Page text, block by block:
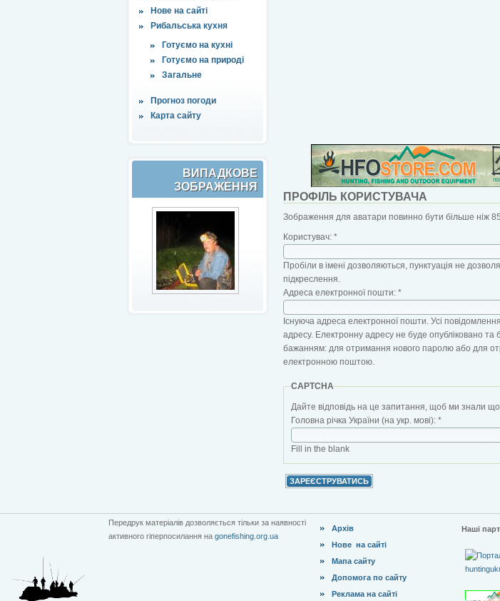
Нове на сайті
Рибальська кухня
Готуємо на кухні
Готуємо на природі
Загальне
Прогноз погоди
Карта сайту
ВИПАДКОВЕ
ЗОБРАЖЕННЯ
ПРОФІЛЬ КОРИСТУВАЧА
Зображення для аватари повинно бути більше ніж
Користувач: *
Пробіли в імені дозволяються, пунктуація не
підкреслення.
Адреса електронної пошти: *
Існуюча адреса електронної пошти. Усі
адресу. Електронну адресу не буде опубліковано
бажанням: для отримання нового паролю або для
електронною поштою.
CAPTCHA
Дайте відповідь на це запитання, щоб ми знали
Головна річка України (на укр. мові): *
Fill in the blank
Передрук матеріалів дозволяється тільки за наявності
активного гіперпосилання на gonefishing.org.ua
Архів
Нове на сайті
Мапа сайту
Допомога по сайту
Реклама на сайті
Наші